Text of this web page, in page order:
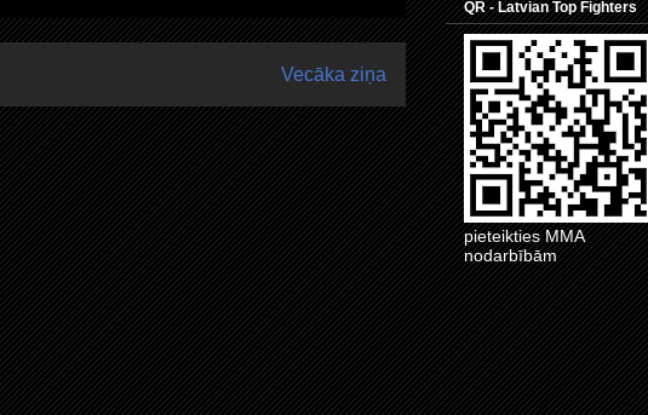
Vecāka ziņa
QR - Latvian Top Fighters
pieteikties MMA
nodarbībām